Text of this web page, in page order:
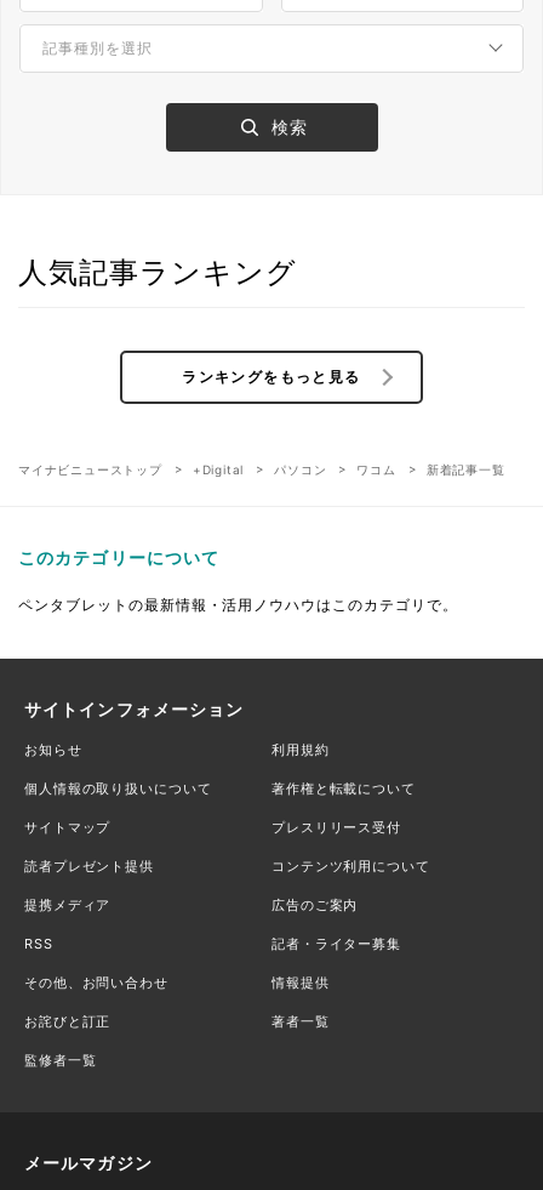
人気記事ランキング
ランキングをもっと見る
マイナビニューストップ +Digital パソコン ワコム 新着記事一覧
このカテゴリーについて
ペンタブレットの最新情報・活用ノウハウはこのカテゴリで。
サイトインフォメーション
お知らせ 利用規約
個人情報の取り扱いについて 著作権と転載について
サイトマップ プレスリリース受付
読者プレゼント提供 コンテンツ利用について
提携メディア 広告のご案内
RSS 記者・ライター募集
その他、お問い合わせ 情報提供
お詫びと訂正 著者一覧
監修者一覧
メールマガジン